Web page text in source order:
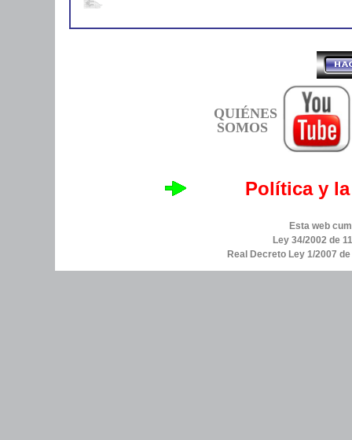
QUIÉNES
SOMOS
Política y
Esta web
Ley 34/2002 de
Real Decreto Ley 1/2007